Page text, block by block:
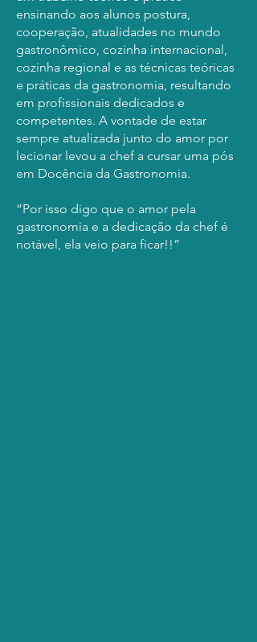
ensinando aos alunos postura,
cooperação, atualidades no mundo
gastronômico, cozinha internacional,
cozinha regional e as técnicas teóricas
e práticas da gastronomia, resultando
em profissionais dedicados e
competentes. A vontade de estar
sempre atualizada junto do amor por
lecionar levou a chef a cursar uma pós
em Docência da Gastronomia.
“Por isso digo que o amor pela
gastronomia e a dedicação da chef é
notável, ela veio para ficar!!”